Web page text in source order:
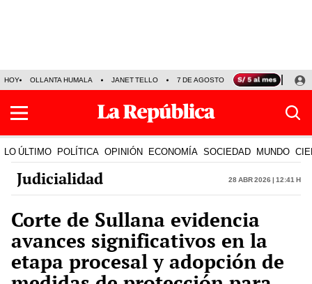
HOY OLLANTA HUMALA JANET TELLO 7 DE AGOSTO TINKA RESULTADOS
LO ÚLTIMO POLÍTICA OPINIÓN ECONOMÍA SOCIEDAD MUNDO
Judicialidad 28 Abr 2026 | 12:41 h
Corte de Sullana evidencia
avances significativos en la
etapa procesal y adopción de